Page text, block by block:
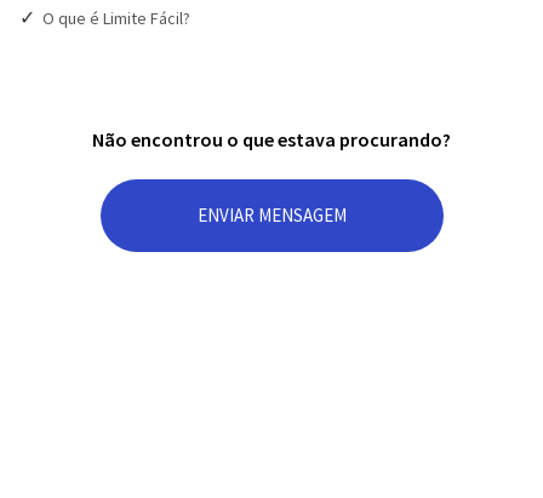
O que é Limite Fácil?
Não encontrou o que estava procurando?
ENVIAR MENSAGEM